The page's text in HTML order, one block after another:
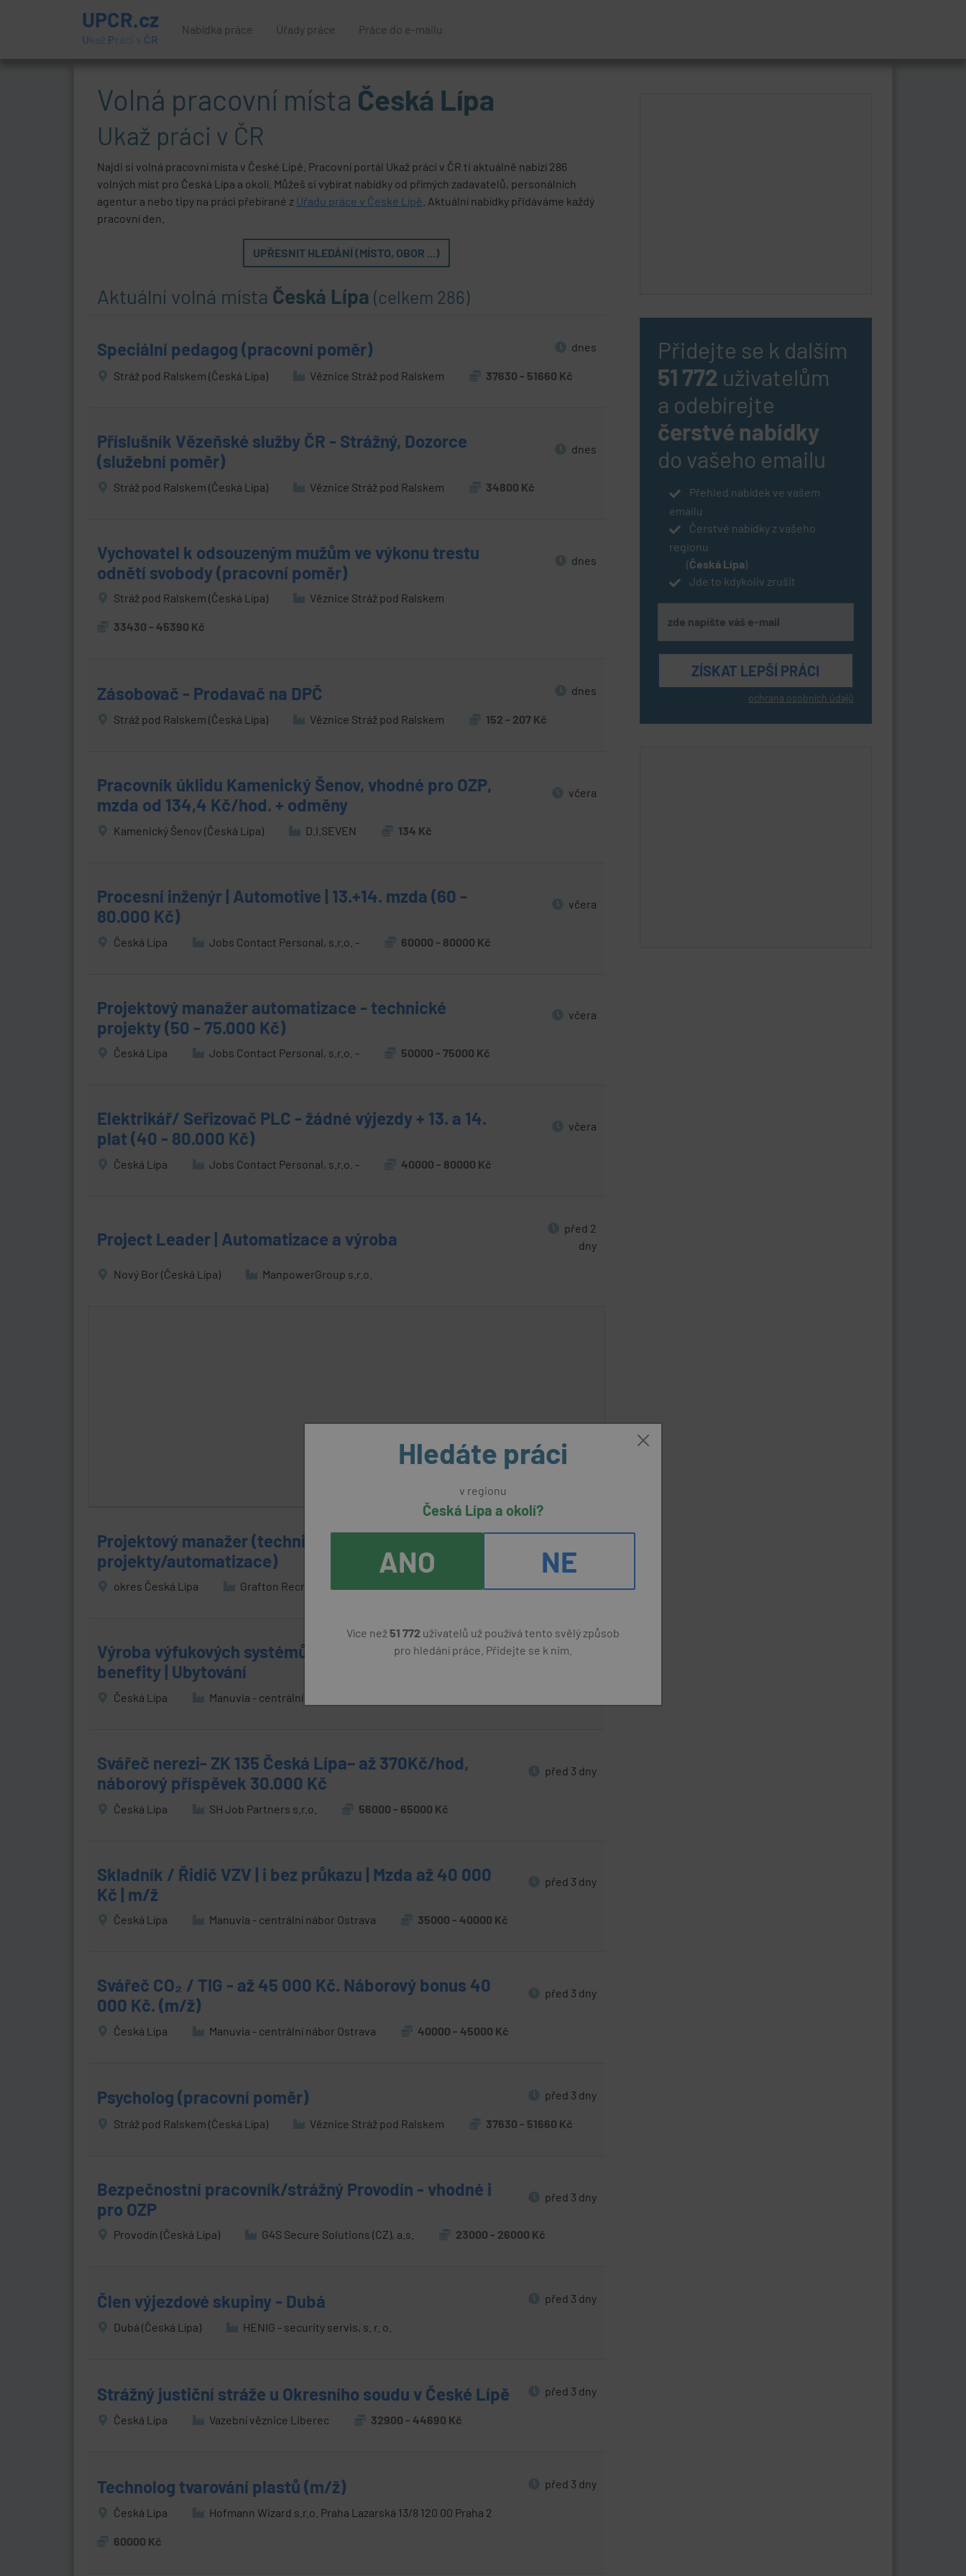
UPCR.cz
U kaž P ráci v ČR
Nabídka práce Úřady práce Práce do e-mailu
Volná pracovní místa Česká Lípa
Ukaž práci v ČR
Najdi si volná pracovní místa v České Lípě. Pracovní portál Ukaž práci v ČR ti aktuálně nabízí 286
volných míst pro Česká Lípa a okolí. Můžeš si vybírat nabídky od přímých zadavatelů, personálních
agentur a nebo tipy na práci přebírané z Úřadu práce v České Lípě . Aktuální nabídky přidáváme každý
pracovní den.
UPŘESNIT HLEDÁNÍ (MÍSTO, OBOR ...)
Aktuální volná místa Česká Lípa (celkem 286)
Speciální pedagog (pracovní poměr) dnes
Stráž pod Ralskem (Česká Lípa) Věznice Stráž pod Ralskem 37630 - 51660 Kč
Příslušník Vězeňské služby ČR - Strážný, Dozorce
(služební poměr)
dnes
Stráž pod Ralskem (Česká Lípa) Věznice Stráž pod Ralskem 34800 Kč
Vychovatel k odsouzeným mužům ve výkonu trestu
odnětí svobody (pracovní poměr)
dnes
Stráž pod Ralskem (Česká Lípa) Věznice Stráž pod Ralskem
33430 - 45390 Kč
Zásobovač - Prodavač na DPČ dnes
Stráž pod Ralskem (Česká Lípa) Věznice Stráž pod Ralskem 152 - 207 Kč
Pracovník úklidu Kamenický Šenov, vhodné pro OZP,
mzda od 134,4 Kč/hod. + odměny
včera
Kamenický Šenov (Česká Lípa) D.I.SEVEN 134 Kč
Procesní inženýr | Automotive | 13.+14. mzda (60 -
80.000 Kč)
včera
Česká Lípa Jobs Contact Personal, s.r.o. - 60000 - 80000 Kč
Projektový manažer automatizace - technické
projekty (50 - 75.000 Kč)
včera
Česká Lípa Jobs Contact Personal, s.r.o. - 50000 - 75000 Kč
Elektrikář/ Seřizovač PLC - žádné výjezdy + 13. a 14.
plat (40 - 80.000 Kč)
včera
Česká Lípa Jobs Contact Personal, s.r.o. - 40000 - 80000 Kč
Project Leader | Automatizace a výroba
před 2
dny
Nový Bor (Česká Lípa) ManpowerGroup s.r.o.
Projektový manažer (technické
projekty/automatizace)
okres Česká Lípa Grafton Recruitment, s.r.o. 65000 - 80000 Kč
Výroba výfukových systémů | až 35 000 Kč | Zajímavé
benefity | Ubytování
před 3 dny
Česká Lípa Manuvia - centrální nábor Ostrava
Svářeč nerezi- ZK 135 Česká Lípa– až 370Kč/hod,
náborový příspěvek 30.000 Kč
před 3 dny
Česká Lípa SH Job Partners s.r.o. 56000 - 65000 Kč
Skladník / Řidič VZV | i bez průkazu | Mzda až 40 000
Kč | m/ž
před 3 dny
Česká Lípa Manuvia - centrální nábor Ostrava 35000 - 40000 Kč
Svářeč CO₂ / TIG - až 45 000 Kč. Náborový bonus 40
000 Kč. (m/ž)
před 3 dny
Česká Lípa Manuvia - centrální nábor Ostrava 40000 - 45000 Kč
Psycholog (pracovní poměr) před 3 dny
Stráž pod Ralskem (Česká Lípa) Věznice Stráž pod Ralskem 37630 - 51660 Kč
Bezpečnostní pracovník/strážný Provodín - vhodné i
pro OZP
před 3 dny
Provodín (Česká Lípa) G4S Secure Solutions (CZ), a.s. 23000 - 26000 Kč
Člen výjezdové skupiny - Dubá před 3 dny
Dubá (Česká Lípa) HENIG - security servis, s. r. o.
Strážný justiční stráže u Okresního soudu v České Lípě před 3 dny
Česká Lípa Vazební věznice Liberec 32900 - 44690 Kč
Technolog tvarování plastů (m/ž) před 3 dny
Česká Lípa Hofmann Wizard s.r.o. Praha Lazarská 13/8 120 00 Praha 2
60000 Kč
Přidejte se k dalším
51 772 uživatelům
a odebírejte
čerstvé nabídky
do vašeho emailu
Přehled nabídek ve vašem
emailu
Čerstvé nabídky z vašeho
regionu
(Česká Lípa)
Jde to kdykoliv zrušit
ochrana osobních údajů
Hledáte práci
v regionu
Česká Lípa a okolí?
ANO NE
Více než 51 772 uživatelů už používá tento svělý způsob
pro hledání práce. Přidejte se k nim.